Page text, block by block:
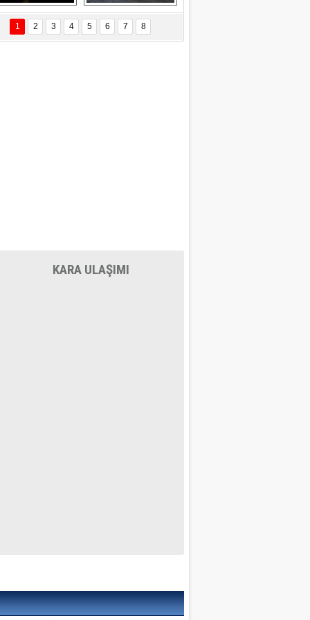
ÖZYANIK
Değişti?
Delta uçağına
yıldırım çarptı
Ford Focus RS
(2015)
1 2 3 4 5 6 7 8
KARA ULAŞIMI